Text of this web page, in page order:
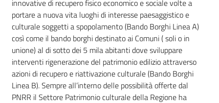
innovative di recupero fisico economico e sociale volte a
portare a nuova vita luoghi di interesse paesaggistico e
culturale soggetti a spopolamento (Bando Borghi Linea A)
così come il bando borghi destinato ai Comuni ( soli o in
unione) al di sotto dei 5 mila abitanti dove sviluppare
interventi rigenerazione del patrimonio edilizio attraverso
azioni di recupero e riattivazione culturale (Bando Borghi
Linea B). Sempre all’interno delle possibilità offerte dal
PNRR il Settore Patrimonio culturale della Regione ha